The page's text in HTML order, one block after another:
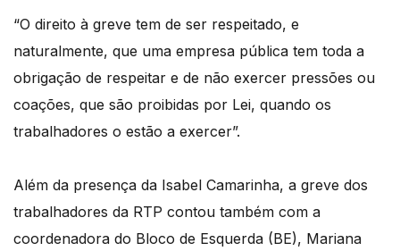
“O direito à greve tem de ser respeitado, e
naturalmente, que uma empresa pública tem toda a
obrigação de respeitar e de não exercer pressões ou
coações, que são proibidas por Lei, quando os
trabalhadores o estão a exercer”.
Além da presença da Isabel Camarinha, a greve dos
trabalhadores da RTP contou também com a
coordenadora do Bloco de Esquerda (BE), Mariana